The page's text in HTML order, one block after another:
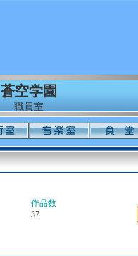
蒼空学園
職員室
作品数
37